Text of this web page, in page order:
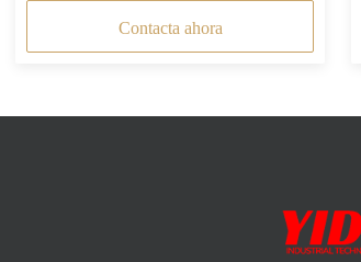
Contacta ahora